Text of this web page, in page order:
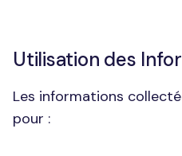
Utilisation des
Les informations
pour :